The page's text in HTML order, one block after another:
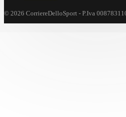
© 2026 CorriereDelloSport - P.Iva